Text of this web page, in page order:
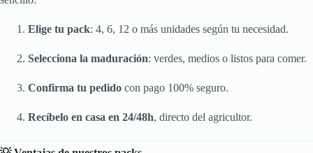
Elige tu pack: 4, 6, 12 o más unidades según tu necesidad.
Selecciona la maduración: verdes, medios o listos para comer.
Confirma tu pedido con pago 100% seguro.
Recíbelo en casa en 24/48h, directo del agricultor.